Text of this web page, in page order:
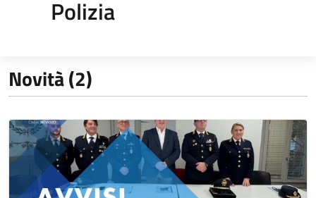
Polizia
Novità (2)